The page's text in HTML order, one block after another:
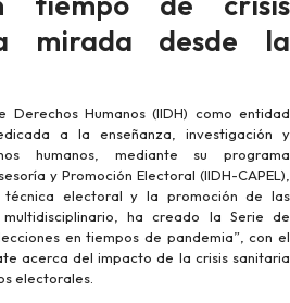
mirada desde la
a la enseñanza, investigación y
humanos, mediante su programa
y Promoción Electoral (IIDH-CAPEL),
técnica electoral y la promoción de las
ha creado la Serie de
en tiempos de pandemia”, con el
acerca del impacto de la crisis sanitaria
electorales.